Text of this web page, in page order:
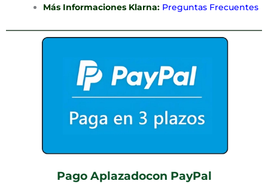
Más Informaciones Klarna: Preguntas Frecuentes
Pago Aplazadocon PayPal